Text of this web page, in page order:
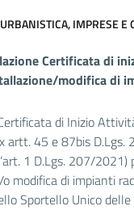
IMPRESE E
Certificata di
modifica di
di Inizio
artt. 45 e 87bis D.Lgs.
1 D.Lgs. 207/2021)
modifica di impianti
Sportello Unico